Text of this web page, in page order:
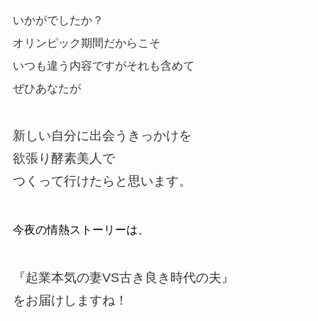
いかがでしたか？
オリンピック期間だからこそ
いつも違う内容ですがそれも含めて
ぜひあなたが
新しい自分に出会うきっかけを
欲張り酵素美人で
つくって行けたらと思います。
今夜の情熱ストーリーは、
『起業本気の妻VS古き良き時代の夫』
をお届けしますね！